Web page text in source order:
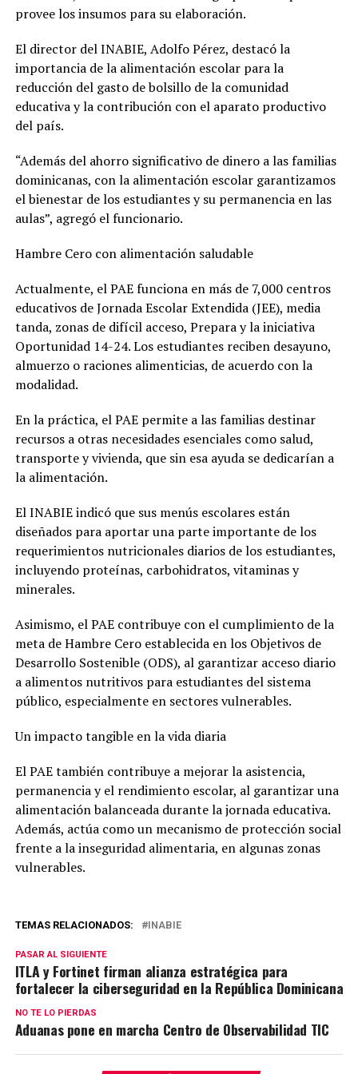
provee los insumos para su elaboración.
El director del INABIE, Adolfo Pérez, destacó la
importancia de la alimentación escolar para la
reducción del gasto de bolsillo de la comunidad
educativa y la contribución con el aparato productivo
del país.
“Además del ahorro significativo de dinero a las familias
dominicanas, con la alimentación escolar garantizamos
el bienestar de los estudiantes y su permanencia en las
aulas”, agregó el funcionario.
Hambre Cero con alimentación saludable
Actualmente, el PAE funciona en más de 7,000 centros
educativos de Jornada Escolar Extendida (JEE), media
tanda, zonas de difícil acceso, Prepara y la iniciativa
Oportunidad 14-24. Los estudiantes reciben desayuno,
almuerzo o raciones alimenticias, de acuerdo con la
modalidad.
En la práctica, el PAE permite a las familias destinar
recursos a otras necesidades esenciales como salud,
transporte y vivienda, que sin esa ayuda se dedicarían a
la alimentación.
El INABIE indicó que sus menús escolares están
diseñados para aportar una parte importante de los
requerimientos nutricionales diarios de los estudiantes,
incluyendo proteínas, carbohidratos, vitaminas y
minerales.
Asimismo, el PAE contribuye con el cumplimiento de la
meta de Hambre Cero establecida en los Objetivos de
Desarrollo Sostenible (ODS), al garantizar acceso diario
a alimentos nutritivos para estudiantes del sistema
público, especialmente en sectores vulnerables.
Un impacto tangible en la vida diaria
El PAE también contribuye a mejorar la asistencia,
permanencia y el rendimiento escolar, al garantizar una
alimentación balanceada durante la jornada educativa.
Además, actúa como un mecanismo de protección social
frente a la inseguridad alimentaria, en algunas zonas
vulnerables.
TEMAS RELACIONADOS: INABIE
PASAR AL SIGUIENTE
ITLA y Fortinet firman alianza estratégica para
fortalecer la ciberseguridad en la República Dominicana
NO TE LO PIERDAS
Aduanas pone en marcha Centro de Observabilidad TIC